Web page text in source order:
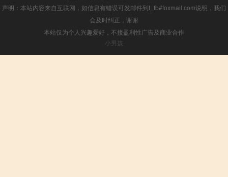
声明：本站内容来自互联网，如信息有错误可发邮件到f_fb#foxmail.com说明，我们
会及时纠正，谢谢
本站仅为个人兴趣爱好，不接盈利性广告及商业合作
小男孩